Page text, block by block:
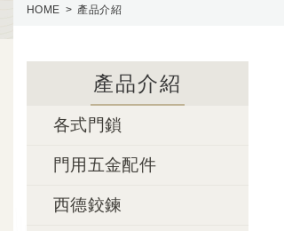
HOME 產品介紹
產品介紹
各式門鎖
門用五金配件
西德鉸鍊